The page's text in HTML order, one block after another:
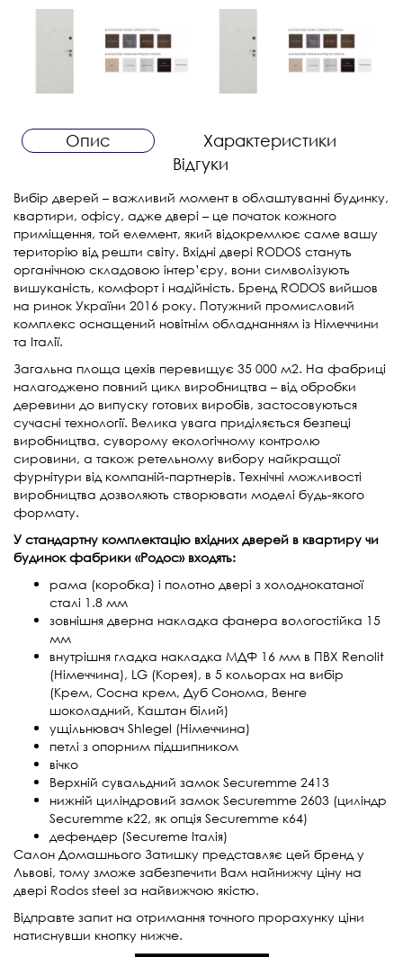
Опис
Характеристики
Відгуки
Вибір дверей – важливий момент в облаштуванні будинку,
квартири, офісу, адже двері – це початок кожного
приміщення, той елемент, який відокремлює саме вашу
територію від решти світу. Вхідні двері RODOS стануть
органічною складовою інтер’єру, вони символізують
вишуканість, комфорт і надійність. Бренд RODOS вийшов
на ринок України 2016 року. Потужний промисловий
комплекс оснащений новітнім обладнанням із Німеччини
та Італії.
Загальна площа цехів перевищує 35 000 м2. На фабриці
налагоджено повний цикл виробництва – від обробки
деревини до випуску готових виробів, застосовуються
сучасні технології. Велика увага приділяється безпеці
виробництва, суворому екологічному контролю
сировини, а також ретельному вибору найкращої
фурнітури від компаній-партнерів. Технічні можливості
виробництва дозволяють створювати моделі будь-якого
формату.
У стандартну комплектацію вхідних дверей в квартиру чи
будинок фабрики «Родос» входять:
рама (коробка) і полотно двері з холоднокатаної
сталі 1.8 мм
зовнішня дверна накладка фанера вологостійка 15
мм
внутрішня гладка накладка МДФ 16 мм в ПВХ Renolit
(Німеччина), LG (Корея), в 5 кольорах на вибір
(Крем, Сосна крем, Дуб Сонома, Венге
шоколадний, Каштан білий)
ущільнювач Shlegel (Німеччина)
петлі з опорним підшипником
вічко
Верхній сувальдний замок Securemme 2413
нижній циліндровий замок Securemme 2603 (циліндр
Securemme к22, як опція Securemme к64)
дефендер (Secureme Італія)
Салон Домашнього Затишку представляє цей бренд у
Львові, тому зможе забезпечити Вам найнижчу ціну на
двері Rodos steel за найвижчою якістю.
Відправте запит на отримання точного прорахунку ціни
натиснувши кнопку нижче.